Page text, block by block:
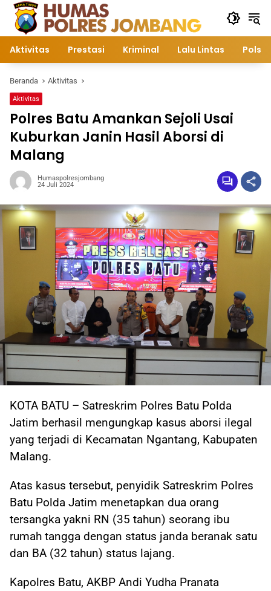
Langsung
konten
Aktivitas Prestasi Kriminal Lalu Lintas
Beranda Aktivitas
Aktivitas
Polres Batu Amankan Sejoli Usai
Kuburkan Janin Hasil Aborsi di
Malang
Humaspolresjombang
24 Juli 2024
KOTA BATU – Satreskrim Polres Batu Polda
Jatim berhasil mengungkap kasus aborsi ilegal
yang terjadi di Kecamatan Ngantang, Kabupaten
Malang.
Atas kasus tersebut, penyidik Satreskrim Polres
Batu Polda Jatim menetapkan dua orang
tersangka yakni RN (35 tahun) seorang ibu
rumah tangga dengan status janda beranak satu
dan BA (32 tahun) status lajang.
Kapolres Batu, AKBP Andi Yudha Pranata